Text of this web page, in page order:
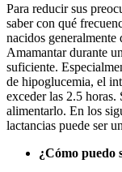
Para reducir sus
saber con qué
nacidos generalmente
Amamantar durante
suficiente.
de hipoglucemia, el
exceder las 2.5 horas.
alimentarlo. En los
lactancias puede ser
¿Cómo puedo